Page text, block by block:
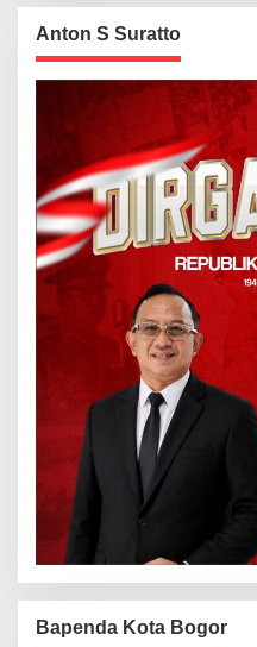
Anton S Suratto
Bapenda Kota Bogor